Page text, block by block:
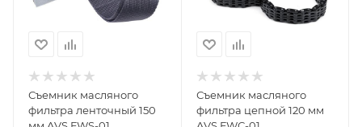
Съемник масляного
фильтра ленточный 150
Съемник масляного
фильтра цепной 120 мм